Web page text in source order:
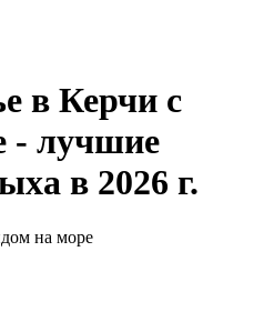
в Керчи с
- лучшие
в 2026 г.
на море